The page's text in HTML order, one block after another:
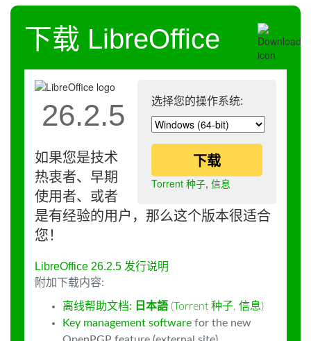
下载 LibreOffice
选择您的操作系统:
下载
Torrent 种子, 信息
26.2.5
如果您是技术
热衷者、早期
使用者、或者
是有经验的用户，那么这个版本很适合
您！
LibreOffice 26.2.5 发行说明
附加下载内容:
离线帮助文档: 日本語 (Torrent 种子, 信息)
Key management software for the new